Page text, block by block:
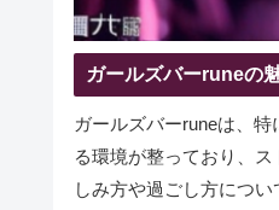
ガールズバーruneの
ガールズバーruneは、
る環境が整っており、
しみ方や過ごし方につい